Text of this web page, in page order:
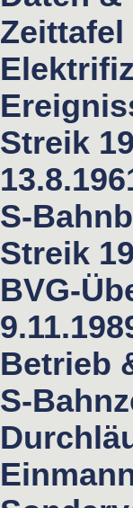
Zeittafel
Streik
S-
Streik
BVG-
Betrieb
S-